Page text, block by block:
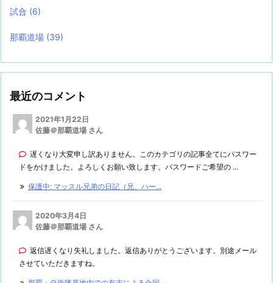
試合 (6)
那覇道場 (39)
最近のコメント
2021年1月22日
佐藤＠那覇道場 さん
遅くなり大変申し訳ありません。このカテゴリの記事全てにパスワー
ドをかけました。よろしくお願い致します。パスワードご希望の ...
保護中: マッスル兄弟の日記（兄、ハー...
2020年3月4日
佐藤＠那覇道場 さん
返信遅くなり失礼しました。返信ありがとうございます。別途メール
させていただきますね。